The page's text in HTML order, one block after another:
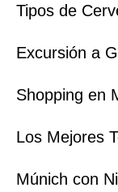
Tipos de
Excursión a
Shopping en
Los Mejores
Múnich con